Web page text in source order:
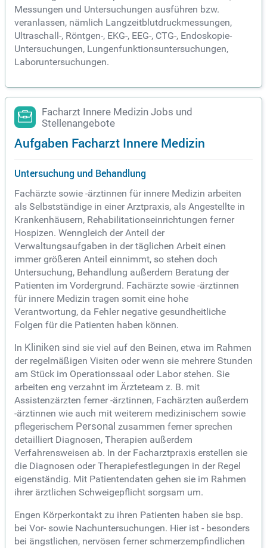
Messungen und Untersuchungen ausführen bzw.
veranlassen, nämlich Langzeitblutdruckmessungen,
Ultraschall-, Röntgen-, EKG-, EEG-, CTG-, Endoskopie-
Untersuchungen, Lungenfunktionsuntersuchungen,
Laboruntersuchungen.
Facharzt Innere Medizin Jobs und
Stellenangebote
Aufgaben Facharzt Innere Medizin
Untersuchung und Behandlung
Fachärzte sowie -ärztinnen für innere Medizin arbeiten
als Selbstständige in einer Arztpraxis, als Angestellte in
Krankenhäusern, Rehabilitationseinrichtungen ferner
Hospizen. Wenngleich der Anteil der
Verwaltungsaufgaben in der täglichen Arbeit einen
immer größeren Anteil einnimmt, so stehen doch
Untersuchung, Behandlung außerdem Beratung der
Patienten im Vordergrund. Fachärzte sowie -ärztinnen
für innere Medizin tragen somit eine hohe
Verantwortung, da Fehler negative gesundheitliche
Folgen für die Patienten haben können.
In Kliniken sind sie viel auf den Beinen, etwa im Rahmen
der regelmäßigen Visiten oder wenn sie mehrere Stunden
am Stück im Operationssaal oder Labor stehen. Sie
arbeiten eng verzahnt im Ärzteteam z. B. mit
Assistenzärzten ferner -ärztinnen, Fachärzten außerdem
-ärztinnen wie auch mit weiterem medizinischem sowie
pflegerischem Personal zusammen ferner sprechen
detailliert Diagnosen, Therapien außerdem
Verfahrensweisen ab. In der Facharztpraxis erstellen sie
die Diagnosen oder Therapiefestlegungen in der Regel
eigenständig. Mit Patientendaten gehen sie im Rahmen
ihrer ärztlichen Schweigepflicht sorgsam um.
Engen Körperkontakt zu ihren Patienten haben sie bsp.
bei Vor- sowie Nachuntersuchungen. Hier ist - besonders
bei ängstlichen, nervösen ferner schmerzempfindlichen